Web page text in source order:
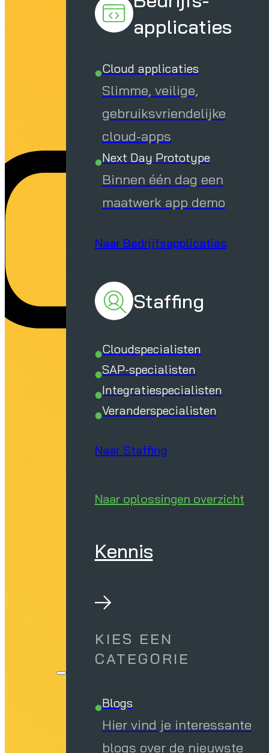
applicaties
Cloud applicaties
Slimme, veilige,
gebruiksvriendelijke
cloud-apps
Next Day Prototype
Binnen één dag een
maatwerk app demo
Naar Bedrijfsapplicaties
Staffing
Cloudspecialisten
SAP-specialisten
Integratiespecialisten
Veranderspecialisten
Naar Staffing
Naar oplossingen overzicht
Kennis
KIES EEN
CATEGORIE
Blogs
Hier vind je interessante
blogs over de nieuwste